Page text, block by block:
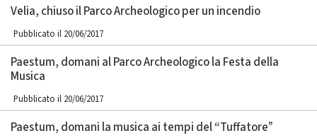
Velia, chiuso il Parco Archeologico per un incendio
Pubblicato il 20/06/2017
Paestum, domani al Parco Archeologico la Festa della
Musica
Pubblicato il 20/06/2017
Paestum, domani la musica ai tempi del “Tuffatore”